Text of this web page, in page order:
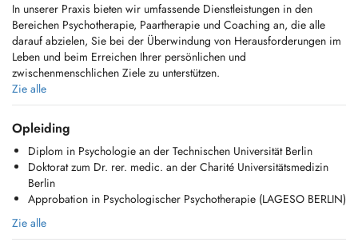
In unserer Praxis bieten wir umfassende Dienstleistungen in den
Bereichen Psychotherapie, Paartherapie und Coaching an, die alle
darauf abzielen, Sie bei der Überwindung von Herausforderungen im
Leben und beim Erreichen Ihrer persönlichen und
zwischenmenschlichen Ziele zu unterstützen.
Um Anspruch auf eine Erstattung durch die CNS (70%) oder die
zuständige öffentliche Kasse zu haben, müsse alle durchgeführten
Eingriffe von einem Arzt verordnet werden.
Telekonsultationen sind möglich, werden von der CNS nicht unterstützt.
Zie alle
Opleiding
Diplom in Psychologie an der Technischen Universität Berlin
Doktorat zum Dr. rer. medic. an der Charité Universitätsmedizin
Berlin
Approbation in Psychologischer Psychotherapie (LAGESO BERLIN)
Zie alle